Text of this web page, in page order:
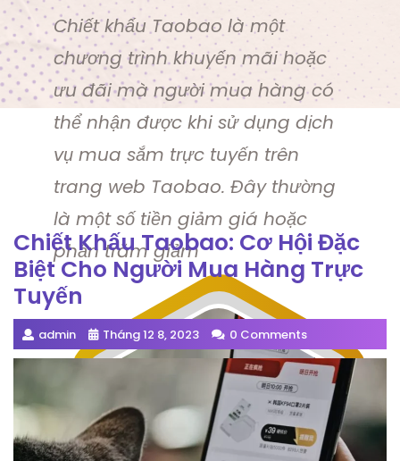
Chiết khấu Taobao là một
chương trình khuyến mãi hoặc
ưu đãi mà người mua hàng có
thể nhận được khi sử dụng dịch
vụ mua sắm trực tuyến trên
trang web Taobao. Đây thường
là một số tiền giảm giá hoặc
phần trăm giảm
Chiết Khấu Taobao: Cơ Hội Đặc
Biệt Cho Người Mua Hàng Trực
Tuyến
admin Tháng 12 8, 2023 0 Comments